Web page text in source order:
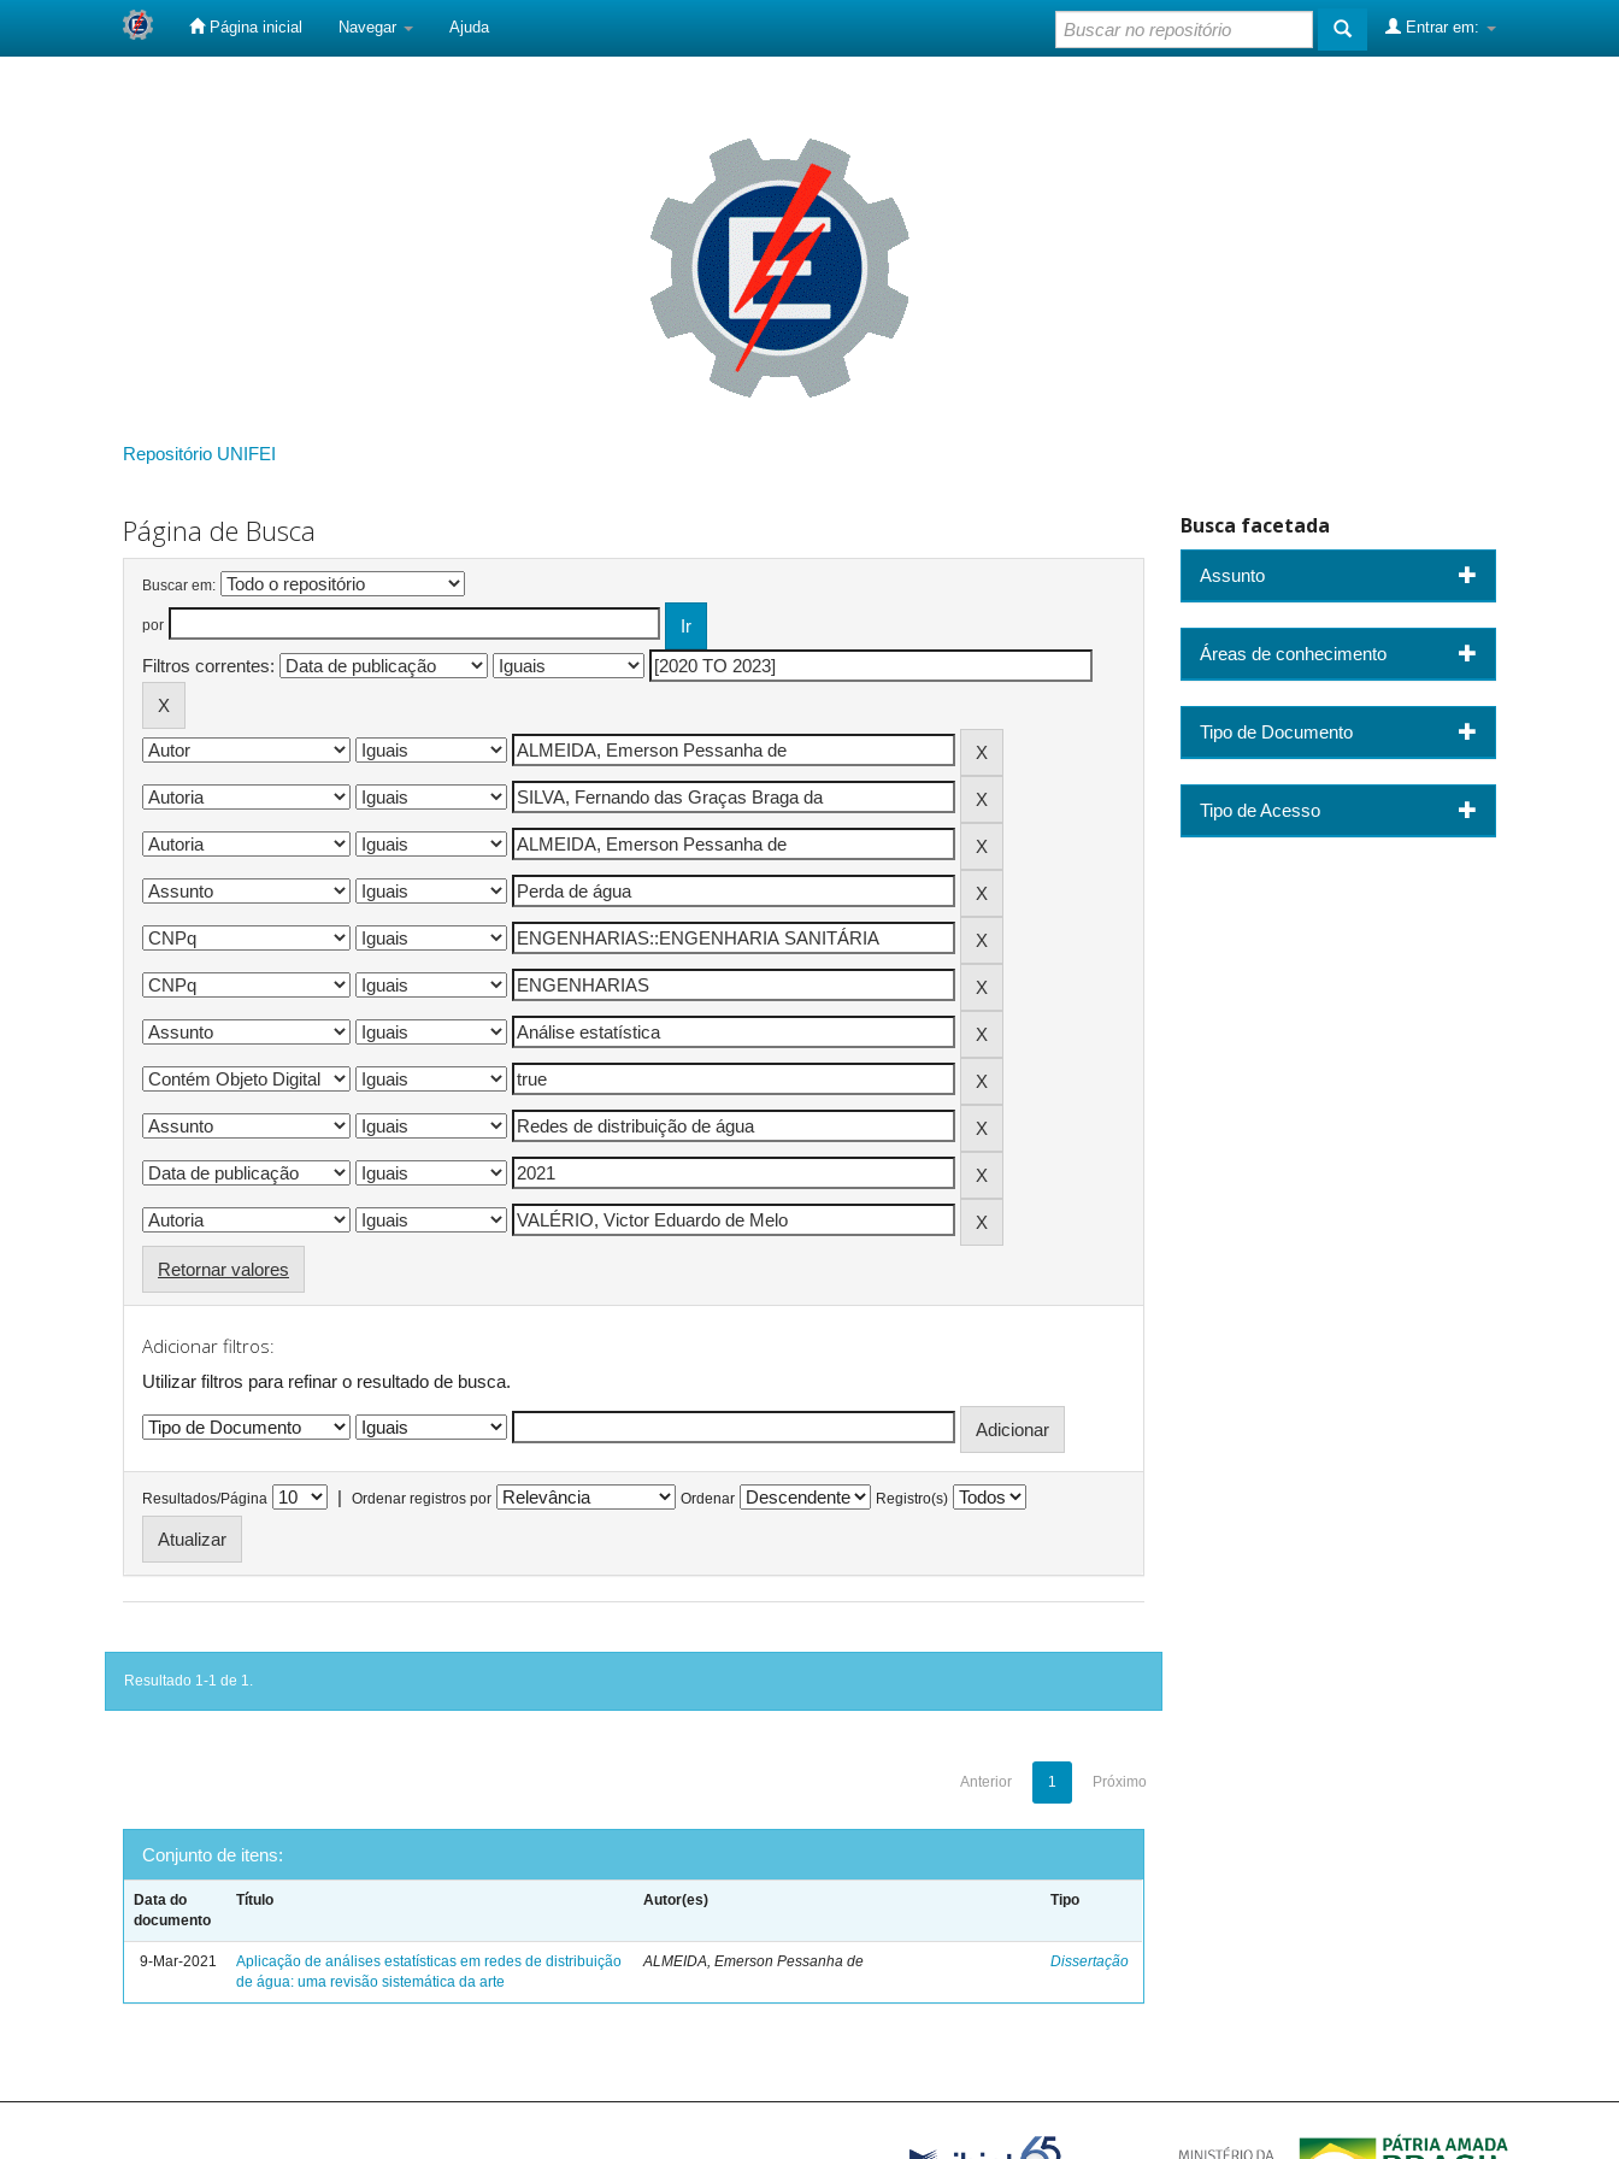
Página inicial Navegar Ajuda Entrar em:
Repositório UNIFEI
Página de Busca
Buscar em:
por
Filtros correntes:
Retornar valores
Adicionar filtros:
Utilizar filtros para refinar o resultado de busca.
Resultados/Página | Ordenar registros por Ordenar Registro(s)
Resultado 1-1 de 1.
Anterior 1 Próximo
Conjunto de itens:
Data do
documento
Título Autor(es) Tipo
9-Mar-2021
Aplicação de análises estatísticas em redes de distribuição
de água: uma revisão sistemática da arte
ALMEIDA, Emerson Pessanha de Dissertação
Busca facetada
Assunto
Áreas de conhecimento
Tipo de Documento
Tipo de Acesso